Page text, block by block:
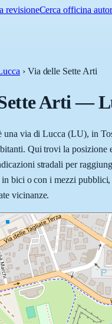
revisioneCerca officina
› Via delle Sette Arti
Arti—
una via di Lucca (LU), in
Qui trovi la posizione
stradali per
bici o con i mezzi
vicinanze.